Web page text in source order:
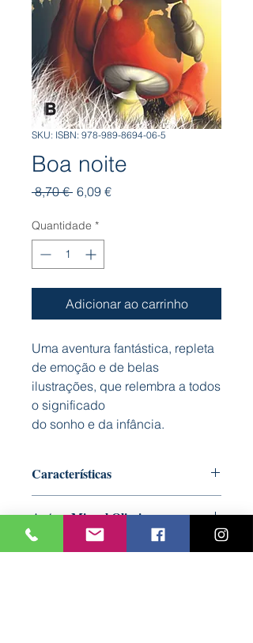
SKU: ISBN: 978-989-8694-06-5
Boa noite
8,70 € Preço
6,09 €Preço
Quantidade *
Adicionar ao carrinho
Uma aventura fantástica, repleta
de emoção e de belas
ilustrações, que relembra a todos
o significado
do sonho e da infância.
Características
Nº Páginas: 32
Autor: Miguel Oliveira